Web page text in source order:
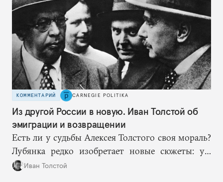
в процессе лазейки.
КОММЕНТАРИЙ CARNEGIE POLITIKA
Из другой России в новую. Иван Толстой об
эмиграции и возвращении
Есть ли у судьбы Алексея Толстого своя мораль?
Лубянка редко изобретает новые сюжеты: уж
больно хорошо срабатывают старые.
Иван Толстой